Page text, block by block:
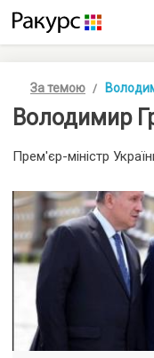
За темою
Володимир
Прем'єр-міністр